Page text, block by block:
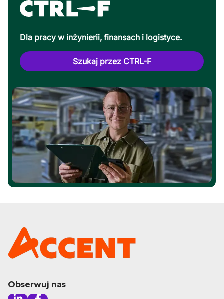
Dla pracy w inżynierii, finansach i logistyce.
Szukaj przez CTRL-F
Obserwuj nas